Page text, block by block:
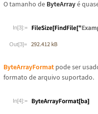
O tamanho de ByteArrayé
In[3]:=
Out[3]=
ByteArrayFormat pode ser
formato de arquivo suportado.
In[4]:=